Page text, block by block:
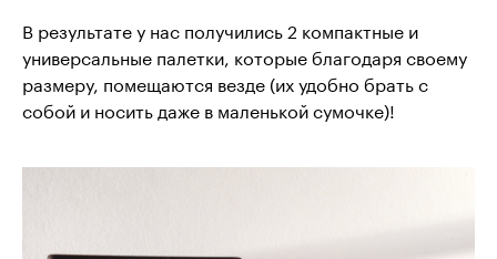
В результате у нас получились 2 компактные и
универсальные палетки, которые благодаря своему
размеру, помещаются везде (их удобно брать с
собой и носить даже в маленькой сумочке)!